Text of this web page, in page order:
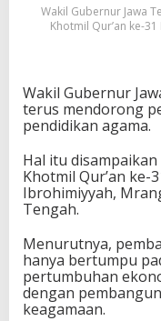
Wakil Gubernur Jawa
Khotmil Qur’an ke-
Wakil Gubernur
terus mendorong
pendidikan agama.
Hal itu
Khotmil Qur’an ke-
Ibrohimiyyah,
Tengah.
Menurutnya,
hanya bertumpu
pertumbuhan
dengan
keagamaan.